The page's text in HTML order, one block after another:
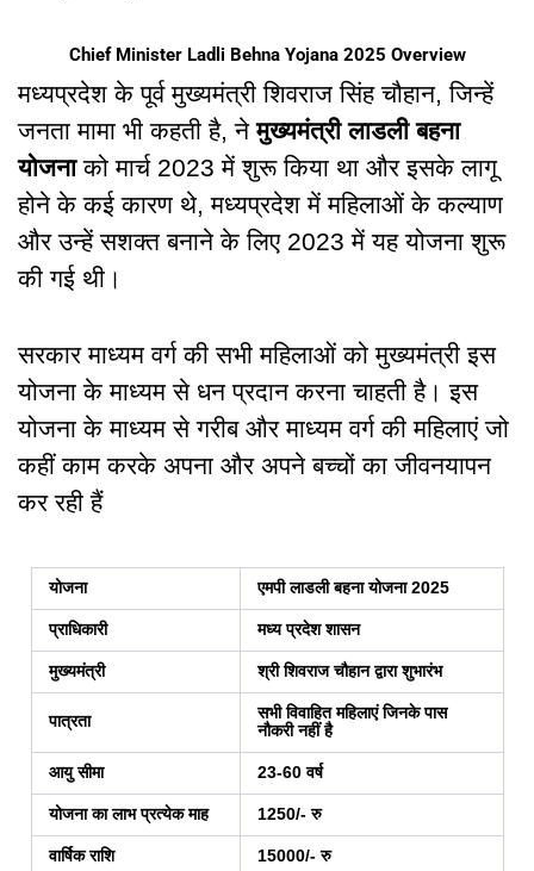
Chief Minister Ladli Behna Yojana 2025 Overview
मध्यप्रदेश के पूर्व मुख्यमंत्री शिवराज सिंह चौहान,जिन्हें
जनता मामा भी कहती है,ने मुख्यमंत्री लाडली बहना
योजना को मार्च2023में शुरू किया था और इसके लागू
होने के कई कारण थे,मध्यप्रदेश में महिलाओं के कल्याण
और उन्हें सशक्त बनाने के लिए2023में यहयोजना शुरू
की गई थी।
सरकार माध्यम वर्ग की सभी महिलाओं को मुख्यमंत्री इस
योजना के माध्यम से धन प्रदान करना चाहती है। इस
योजना के माध्यम से गरीब और माध्यम वर्ग की महिलाएं जो
कहीं काम करके अपना और अपने बच्चों का जीवनयापन
कर रही हैं
योजना एमपी लाडली बहना योजना 2025
प्राधिकारी मध्य प्रदेश शासन
मुख्यमंत्री श्री शिवराज चौहान द्वारा शुभारंभ
पात्रता
सभी विवाहित महिलाएं जिनके पास
नौकरी नहीं है
आयु सीमा 23-60 वर्ष
योजना का लाभ प्रत्येक माह 1250/- रु
वार्षिक राशि 15000/-रु